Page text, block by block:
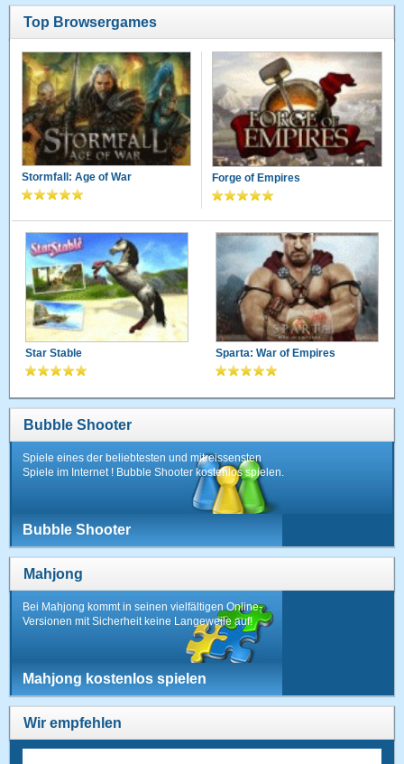
Top Browsergames
Stormfall: Age of War Forge of Empires
Star Stable Sparta: War of Empires
Bubble Shooter
Spiele eines der beliebtesten und mitreissensten
Spiele im Internet ! Bubble Shooter kostenlos spielen.
Bubble Shooter
Mahjong
Bei Mahjong kommt in seinen vielfältigen Online-
Versionen mit Sicherheit keine Langeweile auf!
Mahjong kostenlos spielen
Wir empfehlen